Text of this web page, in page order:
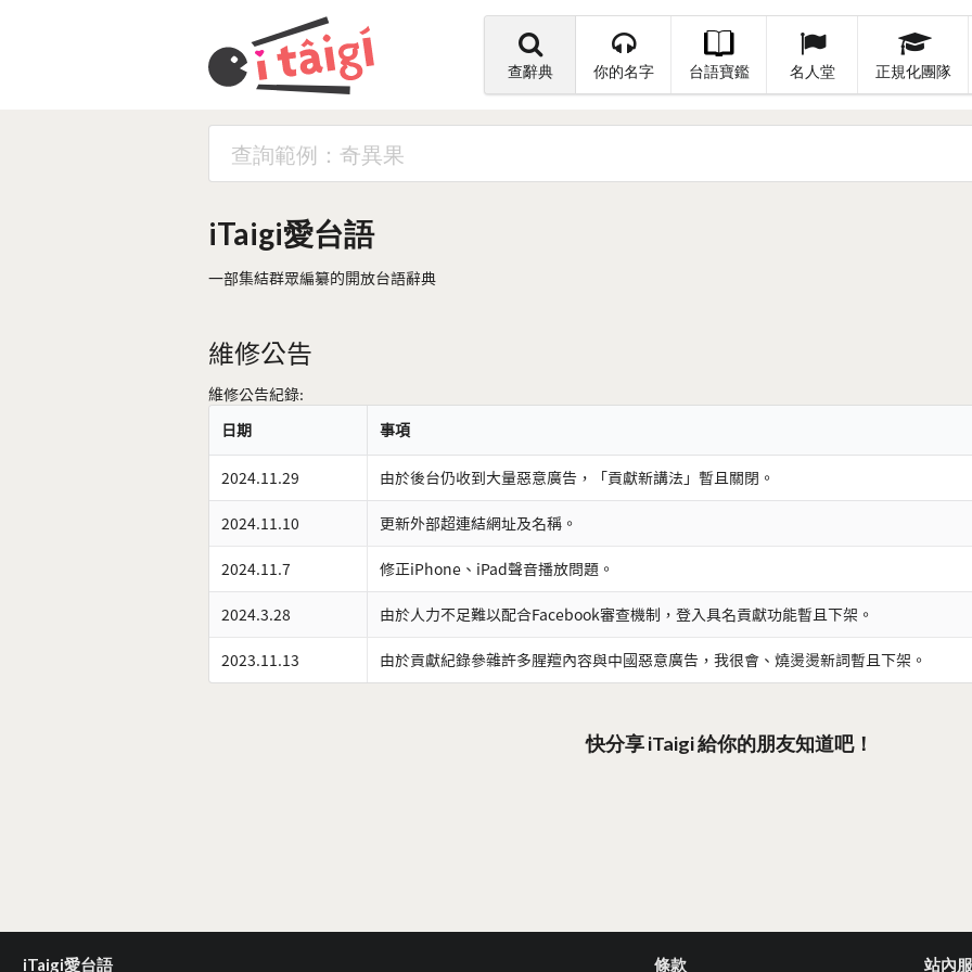
查辭典 你的名字 台語寶鑑 名人堂 正規化團隊
iTaigi愛台語
一部集結群眾編纂的開放台語辭典
維修公告
維修公告紀錄:
日期
事項
2024.11.29 由於後台仍收到大量惡意廣告，「貢獻新講法」暫且關閉。
2024.11.10 更新外部超連結網址及名稱。
2024.11.7 修正iPhone、iPad聲音播放問題。
2024.3.28 由於人力不足難以配合Facebook審查機制，登入具名貢獻功能暫且下架。
2023.11.13 由於貢獻紀錄參雜許多腥羶內容與中國惡意廣告，我很會、燒燙燙新詞暫且下架。
快分享 iTaigi 給你的朋友知道吧！
iTaigi愛台語 條款 站內